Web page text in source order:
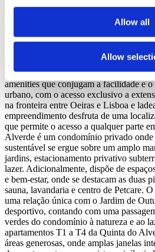
Allow all
Allow
Quinta do Alverde
1 a 4 Quartos desde 435.000 €
A Quinta do Alverde é um condomínio
composto por 2 edifícios residenciais e
amenities que conjugam a facilidade e
urbano, com o acesso exclusivo a
na fronteira entre Oeiras e Lisboa e
empreendimento desfruta de uma
que permite o acesso a qualquer parte
Alverde é um condomínio privado onde
sustentável se ergue sobre um amplo
jardins, estacionamento privativo
lazer. Adicionalmente, dispõe de
e bem-estar, onde se destacam as duas
sauna, lavandaria e centro de Petcare.
uma relação única com o Jardim de
desportivo, contando com uma
verdes do condomínio à natureza e ao
apartamentos T1 a T4 da Quinta do
áreas generosas, onde amplas janelas